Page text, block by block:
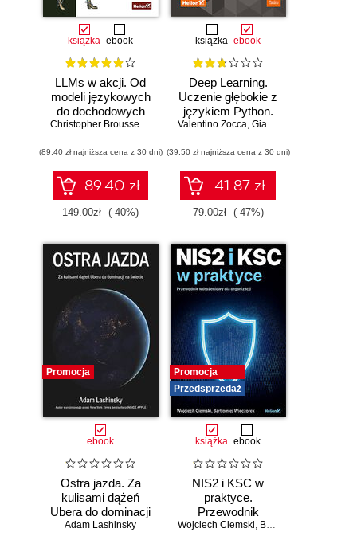
książka ebook
LLMs w akcji. Od
modeli językowych
do dochodowych
produktów
Christopher Brousseau Matt Sharp
(89,40 zł najniższa cena z 30 dni)
89.40 zł
149.00zł (-40%)
książka ebook
Deep Learning.
Uczenie głębokie z
językiem Python.
Sztuczna
neuronowe
Valentino Zocca, Gianmario Spacagna
(39,50 zł najniższa cena z 30 dni)
41.87 zł
79.00zł (-47%)
Promocja
ebook
Ostra jazda. Za
kulisami dążeń
Ubera do dominacji
na świecie
Adam Lashinsky
Promocja
Przedsprzedaż
książka ebook
NIS2 i KSC w
praktyce.
Przewodnik
wdrożeniowy dla
Wojciech Ciemski, Bartłomiej Wieczorek